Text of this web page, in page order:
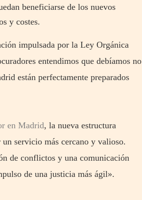
beneficiarse de los nuevos
y costes.
impulsada por la Ley Orgánica
entendimos que debíamos no
están perfectamente preparados
en Madrid, la nueva estructura
servicio más cercano y valioso.
de conflictos y una comunicación
de una justicia más ágil».